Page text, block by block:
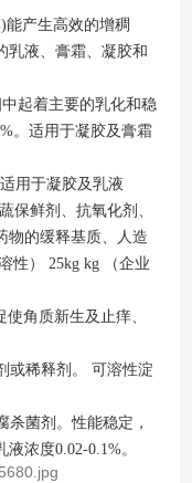
能产生高效的增稠
乳液、膏霜、凝胶和
起着主要的乳化和稳
。适用于凝胶及膏霜
用于凝胶及乳液
保鲜剂、抗氧化剂、
物的缓释基质、人造
性） 25kg kg （企业
角质新生及止痒、
或稀释剂。 可溶性淀
杀菌剂。性能稳定，
浓度0.02-0.1%。